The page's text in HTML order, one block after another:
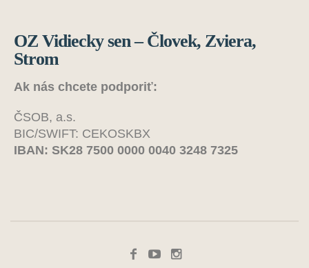
OZ Vidiecky sen – Človek, Zviera,
Strom
Ak nás chcete podporiť:
ČSOB, a.s.
BIC/SWIFT: CEKOSKBX
IBAN: SK28 7500 0000 0040 3248 7325